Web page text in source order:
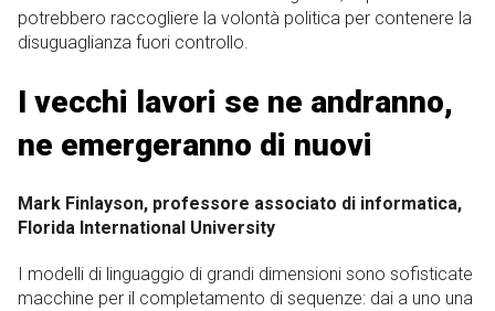
potrebbero raccogliere la volontà politica per contenere la
disuguaglianza fuori controllo.
I vecchi lavori se ne andranno,
ne emergeranno di nuovi
Mark Finlayson, professore associato di informatica,
Florida International University
I modelli di linguaggio di grandi dimensioni sono sofisticate
macchine per il completamento di sequenze: dai a uno una